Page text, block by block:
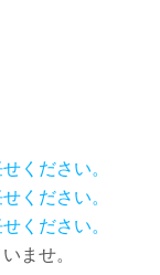
ください。
ください。
ください。
ませ。